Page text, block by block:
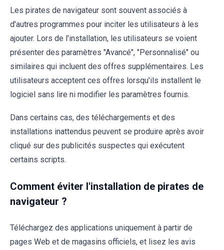
Les pirates de navigateur sont souvent associés à
d'autres programmes pour inciter les utilisateurs à les
ajouter. Lors de l'installation, les utilisateurs se voient
présenter des paramètres "Avancé", "Personnalisé" ou
similaires qui incluent des offres supplémentaires. Les
utilisateurs acceptent ces offres lorsqu'ils installent le
logiciel sans lire ni modifier les paramètres fournis.
Dans certains cas, des téléchargements et des
installations inattendus peuvent se produire après avoir
cliqué sur des publicités suspectes qui exécutent
certains scripts.
Comment éviter l'installation de pirates de
navigateur ?
Téléchargez des applications uniquement à partir de
pages Web et de magasins officiels, et lisez les avis